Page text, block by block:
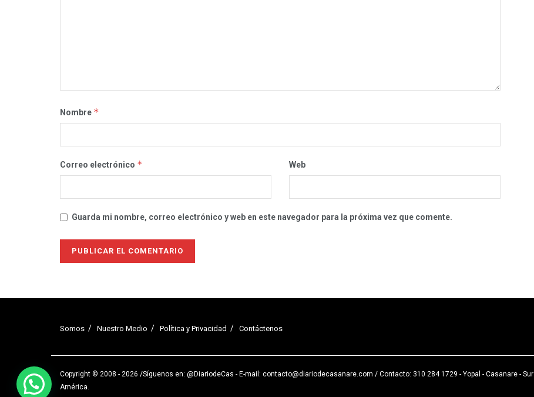
Nombre *
Correo electrónico * Web
Guarda mi nombre, correo electrónico y web en este navegador para la próxima vez que comente.
Somos Nuestro Medio Política y Privacidad Contáctenos
Copyright © 2008 - 2026 /Síguenos en: @DiariodeCas - E-mail: contacto@diariodecasanare.com / Contacto: 310 284 1729 - Yopal - Casanare - Sur
América.